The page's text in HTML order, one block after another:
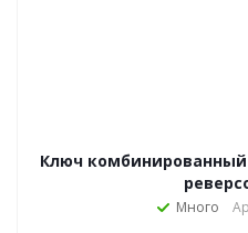
Ключ комбинированный
Много